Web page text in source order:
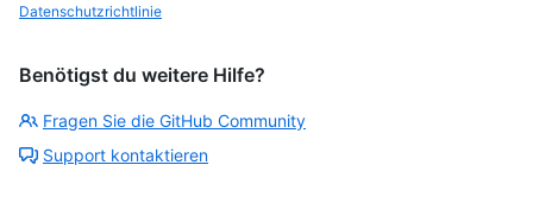
Datenschutzrichtlinie
Benötigst du weitere Hilfe?
Fragen Sie die GitHub Community
Support kontaktieren